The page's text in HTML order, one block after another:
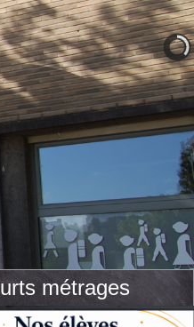
métrages